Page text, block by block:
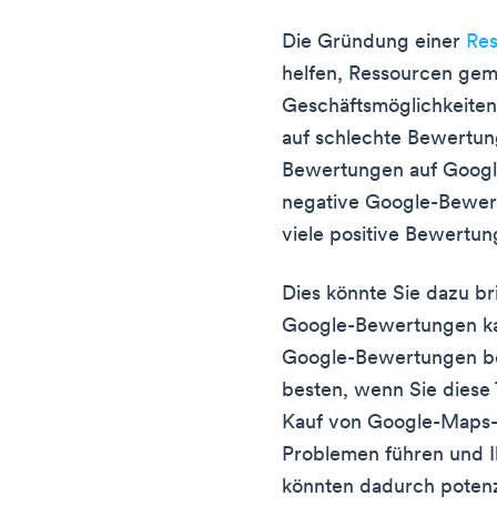
Die Gründung einer
helfen, Ressourcen
auf schlechte
Bewertungen auf
negative Google-
viele positive
Dies könnte Sie dazu
Google-Bewertungen
Google-Bewertungen
besten, wenn Sie
Kauf von Google-
Problemen führen und
könnten dadurch